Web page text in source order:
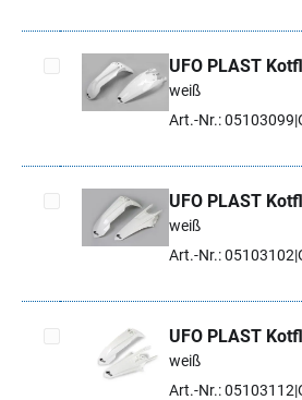
Artikel auswählen
UFO PLAST
weiß
Art.-Nr.: 05103099
Artikel auswählen
UFO PLAST
weiß
Art.-Nr.: 05103102
Artikel auswählen
UFO PLAST
weiß
Art.-Nr.: 05103112